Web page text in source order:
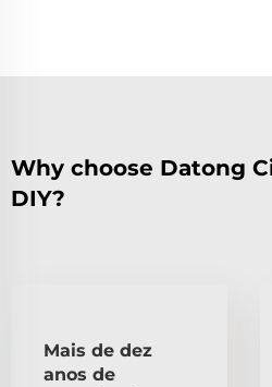
Why choose Datong
DIY?
Mais de dez
anos de